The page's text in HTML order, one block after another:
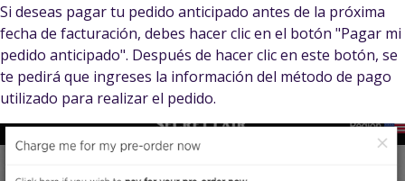
Si deseas pagar tu pedido anticipado antes de la próxima
fecha de facturación, debes hacer clic en el botón "Pagar mi
pedido anticipado". Después de hacer clic en este botón, se
te pedirá que ingreses la información del método de pago
utilizado para realizar el pedido.